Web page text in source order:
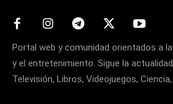
Portal web y comunidad orientados a
y el entretenimiento. Sigue la
Televisión, Libros, Videojuegos,